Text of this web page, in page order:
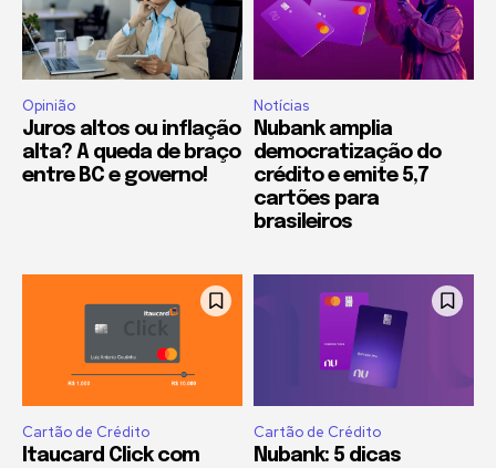
Opinião
Juros altos ou inflação
alta? A queda de braço
entre BC e governo!
Notícias
Nubank amplia
democratização do
crédito e emite 5,7
cartões para
brasileiros
Cartão de Crédito
Itaucard Click com
Cartão de Crédito
Nubank: 5 dicas